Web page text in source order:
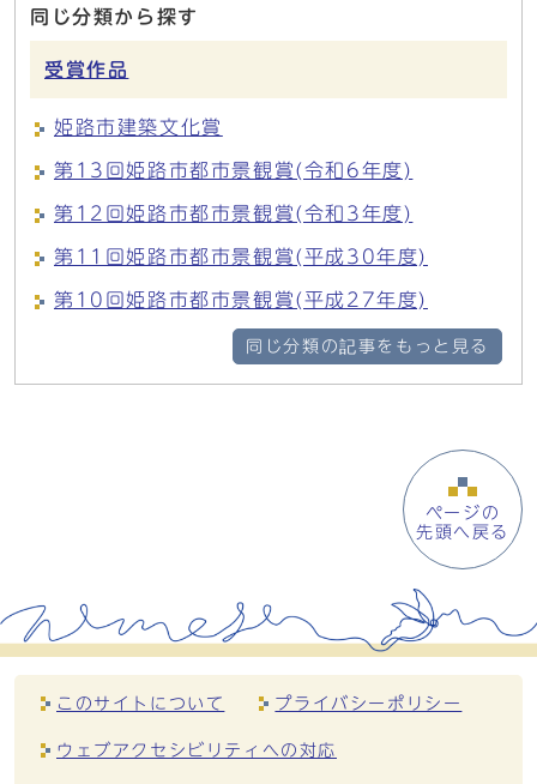
同じ分類から探す
受賞作品
姫路市建築文化賞
第13回姫路市都市景観賞(令和6年度)
第12回姫路市都市景観賞(令和3年度)
第11回姫路市都市景観賞(平成30年度)
第10回姫路市都市景観賞(平成27年度)
同じ分類の記事をもっと見る
ページの
先頭へ戻る
このサイトについて プライバシーポリシー
ウェブアクセシビリティへの対応